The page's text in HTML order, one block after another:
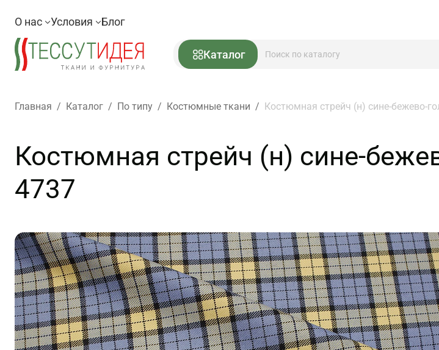
О нас Условия Блог
Каталог
Главная / Каталог / По типу / Костюмные ткани / Костюмная стрейч (н) сине-бежево-
Костюмная стрейч (н) сине-
4737